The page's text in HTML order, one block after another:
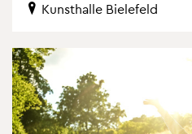
Kunst­hal­le Bie­le­feld